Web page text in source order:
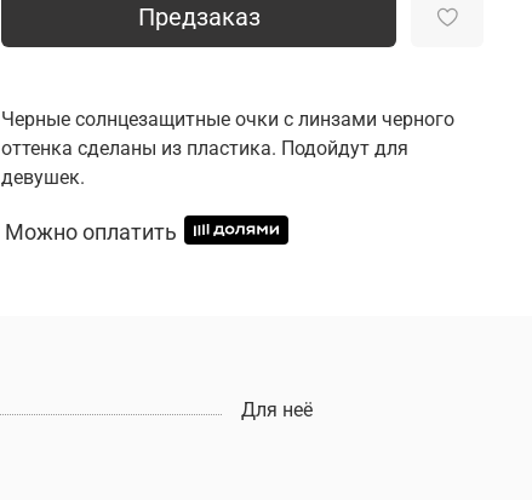
Предзаказ
Черные солнцезащитные очки с линзами черного
оттенка сделаны из пластика. Подойдут для
девушек.
Можно оплатить
Для неё